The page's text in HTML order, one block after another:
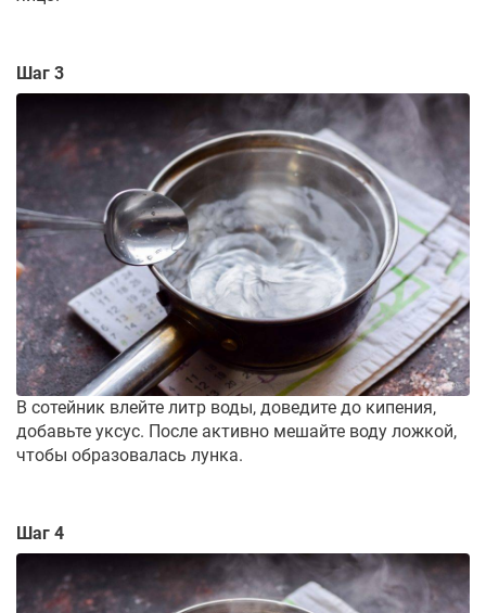
Шаг 3
В сотейник влейте литр воды, доведите до кипения,
добавьте уксус. После активно мешайте воду ложкой,
чтобы образовалась лунка.
Шаг 4